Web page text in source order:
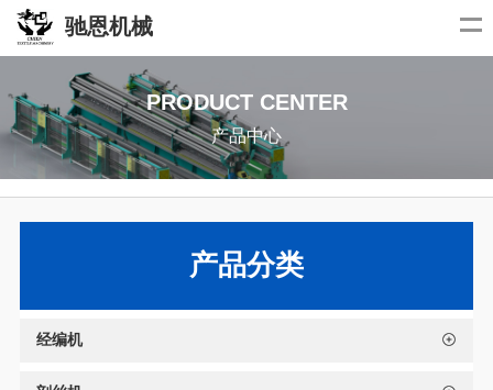
驰恩机械
PRODUCT CENTER
产品中心
产品分类
经编机